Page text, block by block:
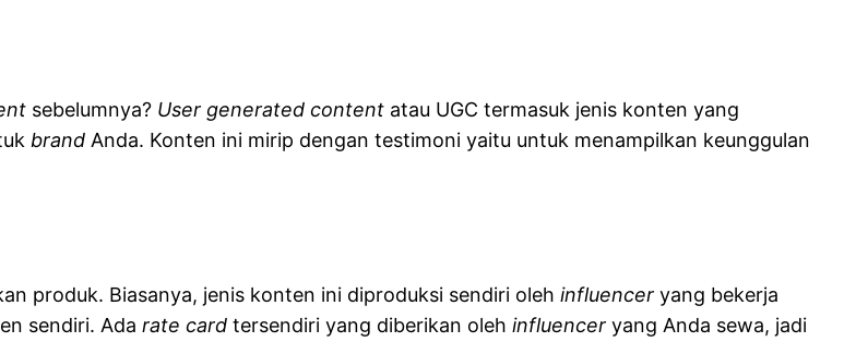
sebelumnya? User generated content atau UGC termasuk jenis konten yang
brand Anda. Konten ini mirip dengan testimoni yaitu untuk menampilkan keunggulan
produk. Biasanya, jenis konten ini diproduksi sendiri oleh influencer yang bekerja
sendiri. Ada rate card tersendiri yang diberikan oleh influencer yang Anda sewa, jadi